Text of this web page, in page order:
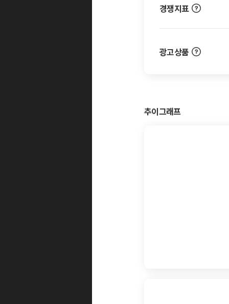
경쟁지표
광고상품
추이그래프